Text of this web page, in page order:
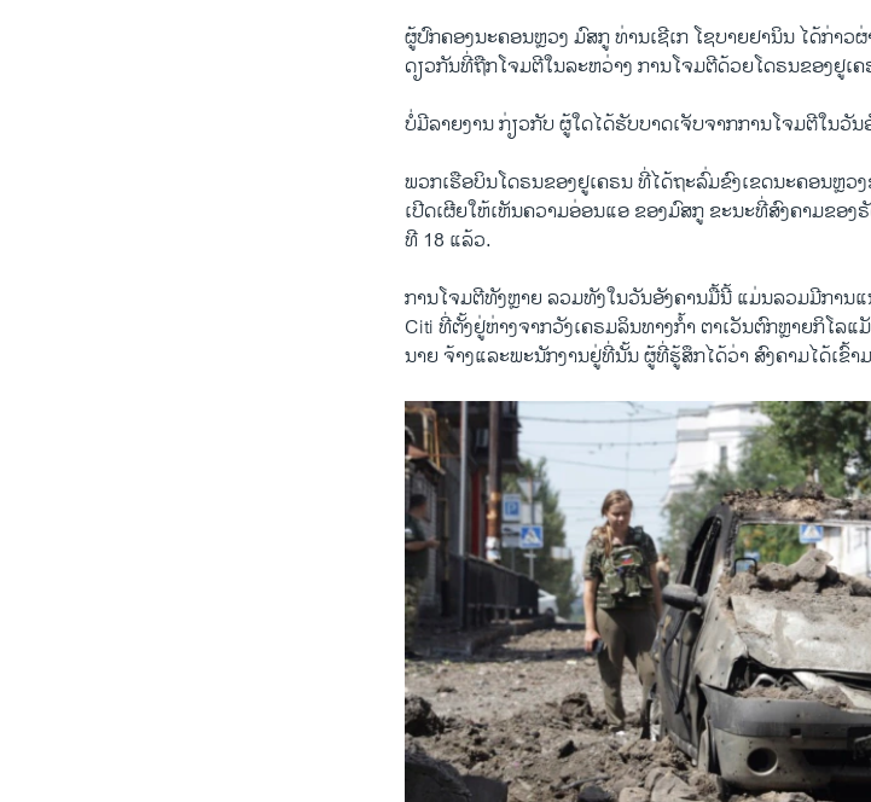
ຜູ້ປົກຄອງນະຄອນຫຼວງ ມົສກູ ທ່ານເຊີເກ ໂຊບາຍຢານິນ ໄດ້ກ່າວ
ດຽວກັນທີ່ຖືກໂຈມຕີໃນລະຫວ່າງ ການໂຈມຕີດ້ວຍໂດຣນຂອງຢູເ
ບໍ່ມີລາຍ​ງານ ກ່ຽວ​ກັບ ຜູ້ໃດໄດ້ຮັບບາດເຈັບຈາກການໂຈມຕີໃນວັນ
ພວກເຮືອບິນໂດຣນຂອງຢູເຄຣນ ທີ່ໄດ້ຖະລົ່ມຂົງເຂດນະຄອນຫຼວ
ເປີດເຜີຍໃຫ້ເຫັນຄວາມອ່ອນແອ ຂອງມົສກູ ຂະນະທີ່ສົງຄາມຂອງ
ທີ 18 ແລ້ວ.
ການໂຈມຕີທັງຫຼາຍ ລວມທັງໃນວັນອັງຄານມື້ນີ້ ແມ່ນລວມມີການ
Citi ທີ່ຕັ້ງຢູ່ຫ່າງຈາກວັງເຄຣມລິນທາງກ້ຳ ຕາເວັນຕົກຫຼາຍກິ​ໂລ​
ນາຍ ຈ້າງແລະພະນັກງານຢູ່ທີ່ນັ້ນ ຜູ້ທີ່ຮູ້ສຶກໄດ້ວ່າ ສົງຄາມໄດ້ເຂົ້າ